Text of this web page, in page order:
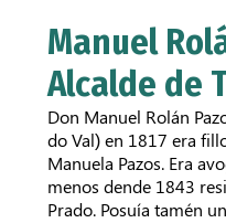
Artigos
Contactar
Manuel
Alcalde de
Don Manuel Rolán
do Val) en 1817 era
Manuela Pazos. Era
menos dende 1843
Prado. Posuía tamén